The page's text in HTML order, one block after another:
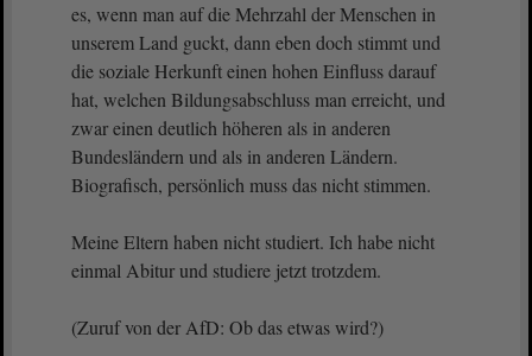
es, wenn man auf die Mehrzahl der Menschen in
unserem Land guckt, dann eben doch stimmt und
die soziale Herkunft einen hohen Einfluss darauf
hat, welchen Bildungsabschluss man erreicht, und
zwar einen deutlich höheren als in anderen
Bundesländern und als in anderen Ländern.
Biografisch, persönlich muss das nicht stimmen.
Meine Eltern haben nicht studiert. Ich habe nicht
einmal Abitur und studiere jetzt trotzdem.
(Zuruf von der AfD: Ob das etwas wird?)